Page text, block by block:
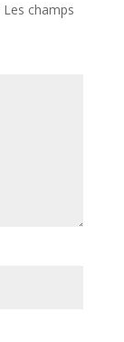
Les champs